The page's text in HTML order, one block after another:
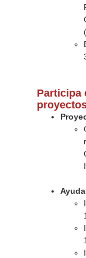
Participa